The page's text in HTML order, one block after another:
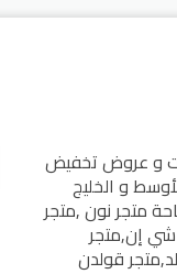
و عروض تخفيض
و الخليج
متجر نون,متجر
شي إن,متجر
,متجر قولدن